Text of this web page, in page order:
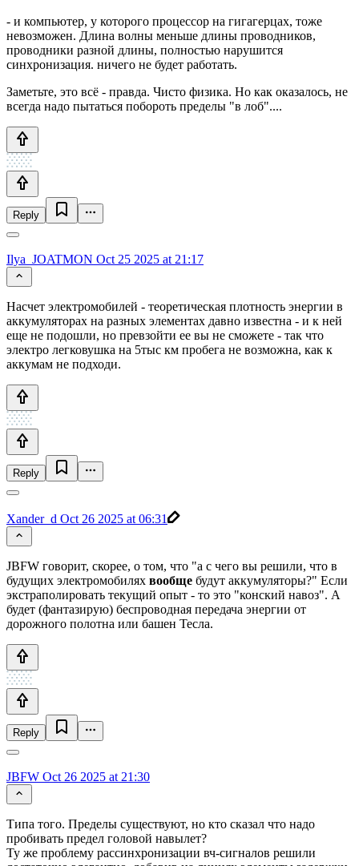
- и компьютер, у которого процессор на гигагерцах, тоже
невозможен. Длина волны меньше длины проводников,
проводники разной длины, полностью нарушится
синхронизация. ничего не будет работать.
Заметьте, это всё - правда. Чисто физика. Но как оказалось, не
всегда надо пытаться побороть пределы "в лоб"....
Reply
Ilya_JOATMON Oct 25 2025 at 21:17
Насчет электромобилей - теоретическая плотность энергии в
аккумуляторах на разных элементах давно известна - и к ней
еще не подошли, но превзойти ее вы не сможете - так что
электро легковушка на 5тыс км пробега не возможна, как к
аккумам не подходи.
Reply
Xander_d Oct 26 2025 at 06:31
JBFW говорит, скорее, о том, что "а с чего вы решили, что в
будущих электромобилях вообще будут аккумуляторы?" Если
экстраполировать текущий опыт - то это "конский навоз". А
будет (фантазирую) беспроводная передача энергии от
дорожного полотна или башен Тесла.
Reply
JBFW Oct 26 2025 at 21:30
Типа того. Пределы существуют, но кто сказал что надо
пробивать предел головой навылет?
Ту же проблему рассинхронизации вч-сигналов решили